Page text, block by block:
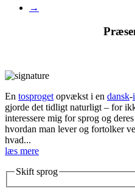
→
En tosproget opvækst i en dansk-
gjorde det tidligt naturligt – for
interessere mig for sprog og
hvordan man lever og fortolker
hvad...
læs mere
Skift sprog